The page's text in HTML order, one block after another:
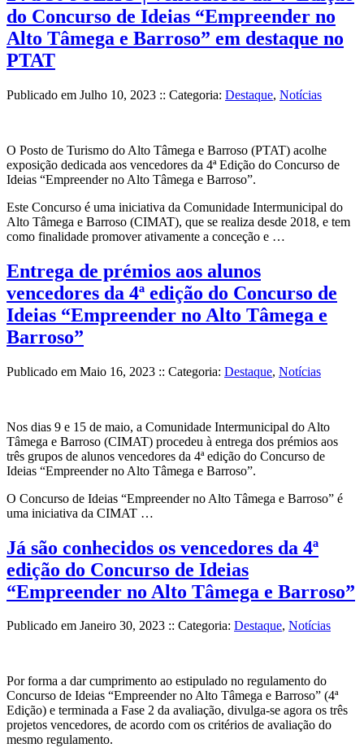
do Concurso de Ideias “Empreender no
Alto Tâmega e Barroso” em destaque no
PTAT
Publicado em Julho 10, 2023 :: Categoria: Destaque, Notícias
O Posto de Turismo do Alto Tâmega e Barroso (PTAT) acolhe
exposição dedicada aos vencedores da 4ª Edição do Concurso de
Ideias “Empreender no Alto Tâmega e Barroso”.
Este Concurso é uma iniciativa da Comunidade Intermunicipal do
Alto Tâmega e Barroso (CIMAT), que se realiza desde 2018, e tem
como finalidade promover ativamente a conceção e …
Entrega de prémios aos alunos
vencedores da 4ª edição do Concurso de
Ideias “Empreender no Alto Tâmega e
Barroso”
Publicado em Maio 16, 2023 :: Categoria: Destaque, Notícias
Nos dias 9 e 15 de maio, a Comunidade Intermunicipal do Alto
Tâmega e Barroso (CIMAT) procedeu à entrega dos prémios aos
três grupos de alunos vencedores da 4ª edição do Concurso de
Ideias “Empreender no Alto Tâmega e Barroso”.
O Concurso de Ideias “Empreender no Alto Tâmega e Barroso” é
uma iniciativa da CIMAT …
Já são conhecidos os vencedores da 4ª
edição do Concurso de Ideias
“Empreender no Alto Tâmega e Barroso”
Publicado em Janeiro 30, 2023 :: Categoria: Destaque, Notícias
Por forma a dar cumprimento ao estipulado no regulamento do
Concurso de Ideias “Empreender no Alto Tâmega e Barroso” (4ª
Edição) e terminada a Fase 2 da avaliação, divulga-se agora os três
projetos vencedores, de acordo com os critérios de avaliação do
mesmo regulamento.